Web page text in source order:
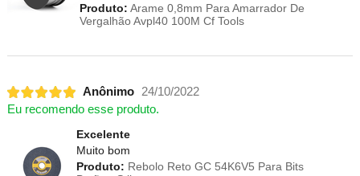
Produto: Arame 0,8mm Para Amarrador De
Vergalhão Avpl40 100M Cf Tools
Anônimo 24/10/2022
Eu recomendo esse produto.
Excelente
Muito bom
Produto: Rebolo Reto GC 54K6V5 Para Bits